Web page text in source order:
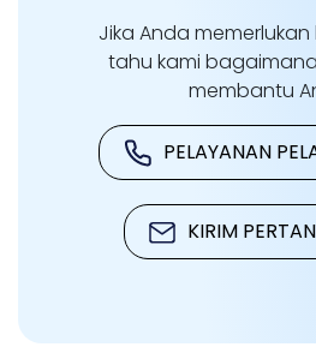
Jika Anda
tahu kami
membantu
PELAYANAN
KIRIM